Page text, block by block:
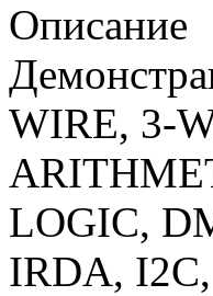
Описание
WIRE, 3-
LOGIC,
IRDA,